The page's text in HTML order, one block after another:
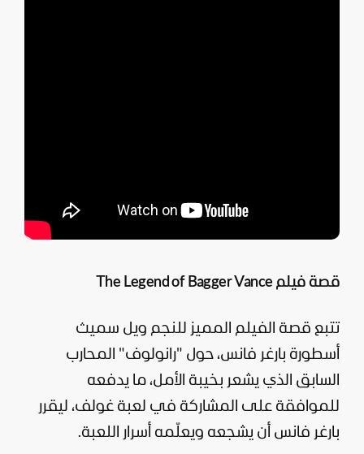
قصة فيلم The Legend of Bagger Vance
تتبع قصة الفيلم المميز للنجم ويل سميث
أسطورة بارغر فانس، حول "رانولوف" المحارب
السابق الذي يشعر بخيبة الأمل، ما يدفعه
للموافقة على المشاركة في لعبة غولف، ليقرر
بارغر فانس أن يشجعه ويعلّمه أسرار اللعبة.